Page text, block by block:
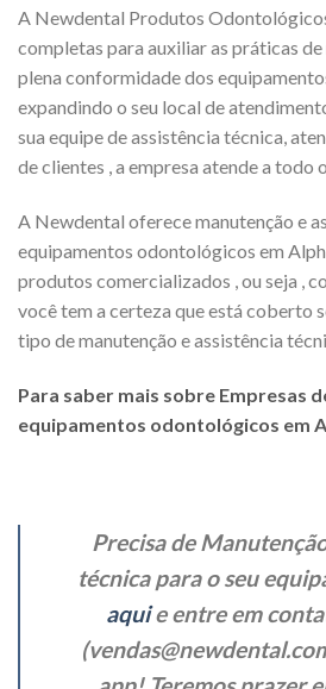
A Newdental Produtos
completas para auxiliar as práticas de
plena conformidade dos
expandindo o seu local de
sua equipe de assistência técnica,
de clientes , a empresa atende a todo
A Newdental oferece manutenção e
equipamentos odontológicos em
produtos comercializados , ou seja ,
você tem a certeza que está coberto
tipo de manutenção e assistência
Para saber mais sobre Empresas
equipamentos odontológicos em
Precisa de
técnica para o seu
aquie entre em